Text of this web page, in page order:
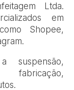
Ltda.
em
Shopee,
suspensão,
fabricação,